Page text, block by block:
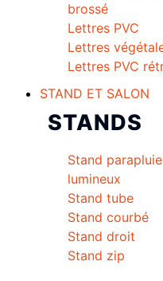
brossé
Lettres PVC
Lettres
Lettres PVC
STAND ET SALON
STANDS
Stand parapluie
lumineux
Stand tube
Stand courbé
Stand droit
Stand zip